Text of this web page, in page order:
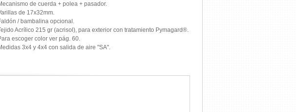
de cuerda + polea + pasador.
de 17x32mm.
/ bambalina opcional.
Acrílico 215 gr (acrisol), para exterior con tratamiento Pymagard®.
escoger color ver pág. 60.
3x4 y 4x4 con salida de aire "SA".